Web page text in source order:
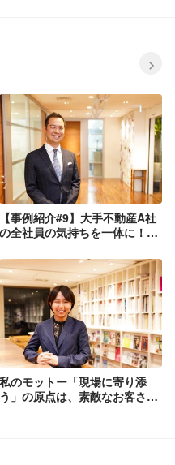
【事例紹介#9】大手不動産A社
の全社員の気持ちを一体に！周
私のモットー「現場に寄り添
う」の原点は、素敵なお客さま